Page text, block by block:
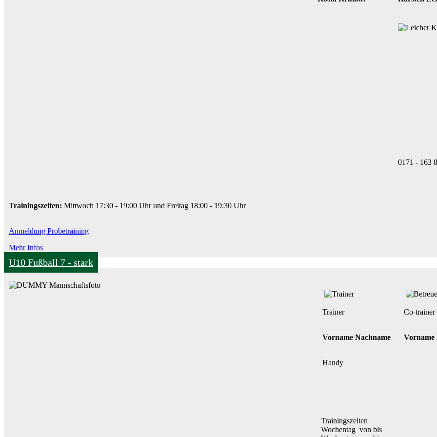
0171 - 163
Trainingszeiten: Mittwoch 17:30 - 19:00 Uhr und Freitag 18:00 - 19:30 Uhr
Anmeldung Probetraining
Mehr Infos
U10 Fußball 7 - stark
Trainer Co-trainer
Vorname Nachname Vorname
Handy
Trainingszeiten
Wochentag von bis